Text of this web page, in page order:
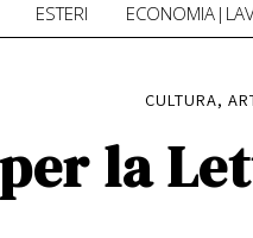
ESTERI
CULTURA,
la